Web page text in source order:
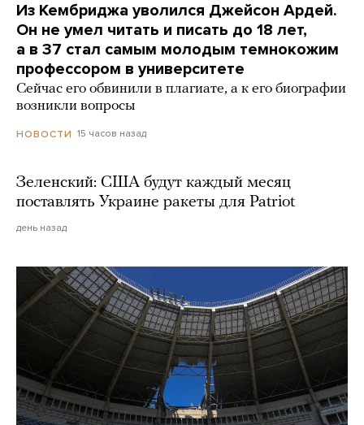
Из Кембриджа уволился Джейсон Ардей.
Он не умел читать и писать до 18 лет,
а в 37 стал самым молодым темнокожим
профессором в университете
Сейчас его обвинили в плагиате, а к его биографии
возникли вопросы
НОВОСТИ 15 часов назад
Зеленский: США будут каждый месяц
поставлять Украине ракеты для Patriot
день назад